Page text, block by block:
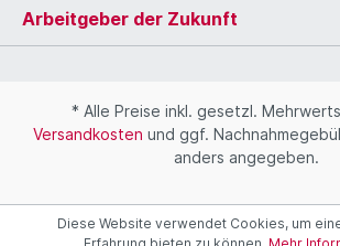
Arbeitgeber der Zukunft
* Alle Preise inkl. gesetzl.
Versandkosten und ggf.
anders angegeben.
Diese Website verwendet Cookies, um